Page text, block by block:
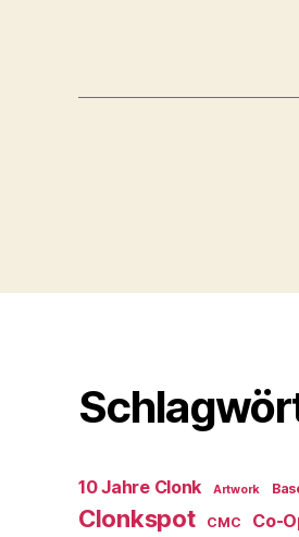
10 Jahre Clonk Artwork
Clonkspot CMC Co-